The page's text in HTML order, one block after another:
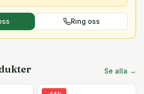
Ring oss
Se alla →